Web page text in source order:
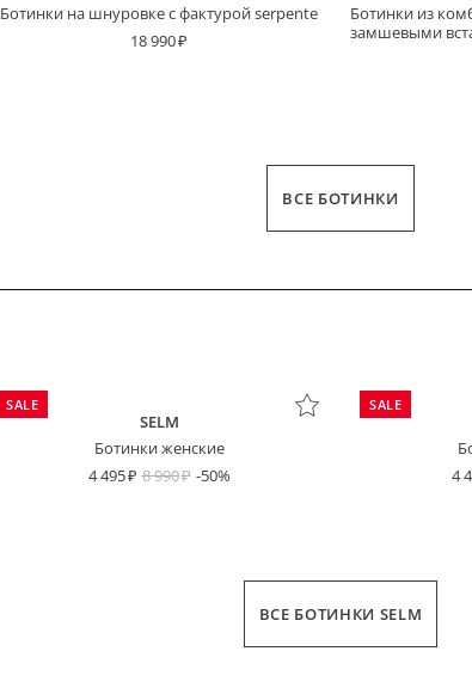
Ботинки на шнуровке с фактурой serpente
18 990
Ботинки из
замшевыми
ВСЕ БОТИНКИ
SALE
SELM
Ботинки женские
4 495
8 990 -50%
SALE
4
ВСЕ БОТИНКИ SELM